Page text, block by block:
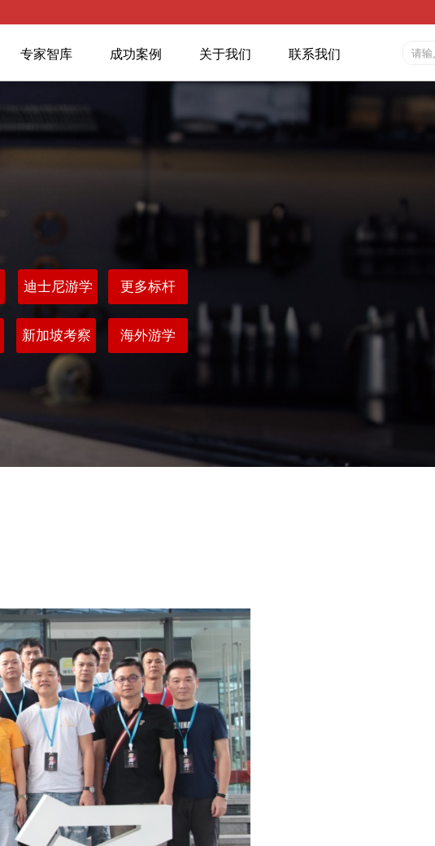
专家智库 成功案例 关于我们 联系我们
新加坡考察
迪士尼游学
海外游学
更多标杆